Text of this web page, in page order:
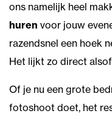
ons namelijk heel
huren voor jouw
razendsnel een hoek
Het lijkt zo direct
Of je nu een grote
fotoshoot doet, het